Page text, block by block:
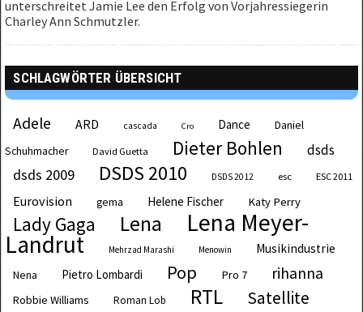
unterschreitet Jamie Lee den Erfolg von Vorjahressiegerin
Charley Ann Schmutzler.
SCHLAGWÖRTER ÜBERSICHT
Adele ARD cascada Cro Dance
Daniel
Schuhmacher
David Guetta Dieter Bohlen dsds
dsds 2009 DSDS 2010 DSDS 2012 esc ESC 2011
Eurovision gema Helene Fischer Katy Perry
Lady Gaga Lena Lena Meyer-
Landrut Mehrzad Marashi Menowin Musikindustrie
Nena Pietro Lombardi Pop Pro 7 rihanna
Robbie Williams Roman Lob RTL Satellite